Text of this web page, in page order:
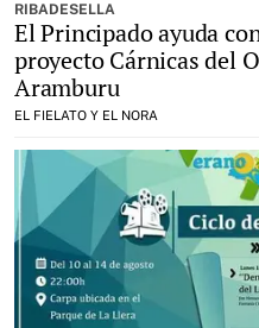
RIBADESELLA
El Principado ayuda
proyecto Cárnicas del
Aramburu
EL FIELATO Y EL NORA